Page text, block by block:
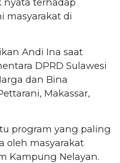
masyarakat di
Andi Ina saat
DPRD Sulawesi
dan Bina
Makassar,
program yang paling
oleh masyarakat
Kampung Nelayan.